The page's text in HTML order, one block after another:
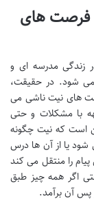
فرصت های
زندگی مدرسه ای و
شود. در حقیقت،
های نیت ناشی می
با مشکلات و حتی
است که نیت چگونه
یا از آن ها درس
را منتقل می کند
اگر همه چیز طبق
پس آن برآمد.